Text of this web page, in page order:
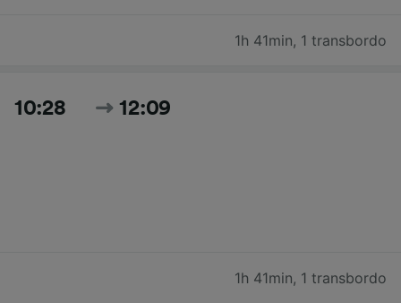
1h 41min, 1 transbordo
10:28 12:09
1h 41min, 1 transbordo